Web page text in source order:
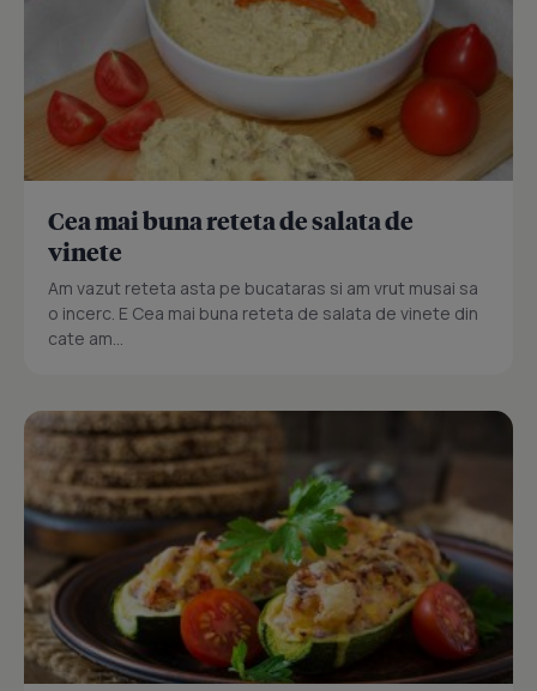
Cea mai buna reteta de salata de
vinete
Am vazut reteta asta pe bucataras si am vrut musai sa
o incerc. E Cea mai buna reteta de salata de vinete din
cate am...